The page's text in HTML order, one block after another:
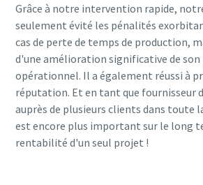
Grâce à notre intervention rapide,
seulement évité les pénalités
cas de perte de temps de production,
d'une amélioration significative de
opérationnel. Il a également réussi à
réputation. Et en tant que fournisseur
auprès de plusieurs clients dans toute
est encore plus important sur le long
rentabilité d'un seul projet !